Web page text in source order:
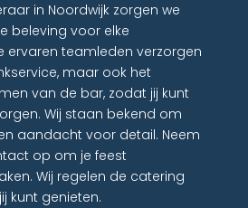
in Noordwijk zorgen we
beleving voor elke
ervaren teamleden verzorgen
maar ook het
van de bar, zodat jij kunt
Wij staan bekend om
aandacht voor detail. Neem
op om je feest
Wij regelen de catering
kunt genieten.